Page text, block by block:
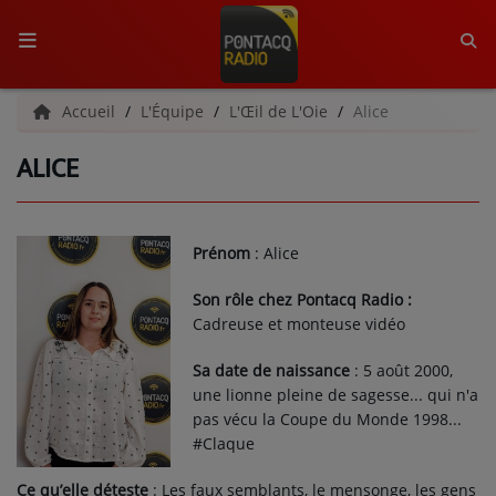
ACCUEIL
RADIO
L'ÉQUIPE
GRILLE DES PROGRAMMES
C'ÉTAIT QUOI CE TITRE ?
MÉDIAS
PODCASTS - SAISON 2026/2027
Accueil L'Équipe L'Œil de L'Oie Alice
ALICE
Prénom : Alice
Son rôle chez Pontacq Radio :
Cadreuse et monteuse vidéo
Sa date de naissance : 5 août 2000,
une lionne pleine de sagesse... qui n'a
pas vécu la Coupe du Monde 1998...
#Claque
Ce qu’elle déteste : Les faux semblants, le mensonge, les gens